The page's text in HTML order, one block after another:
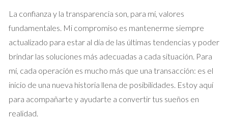
libre puede ser ideal si el clima lo permite; simplemente
coloca algunas mantas y cojines para mayor comodidad.
Invitados inesperados
hogar en un estado semi-preparado puede ayudarte a
manejar estas situaciones con gracia. Ten siempre a mano
algunos snacks fáciles y asegúrate de que el baño esté limpio y
La confianza y la transparencia son, para mí, valores
fundamentales. Mi compromiso es mantenerme siempre
actualizado para estar al día de las últimas tendencias y poder
brindar las soluciones más adecuadas a cada situación. Para
mí, cada operación es mucho más que una transacción: es el
inicio de una nueva historia llena de posibilidades. Estoy aquí
para acompañarte y ayudarte a convertir tus sueños en
realidad.